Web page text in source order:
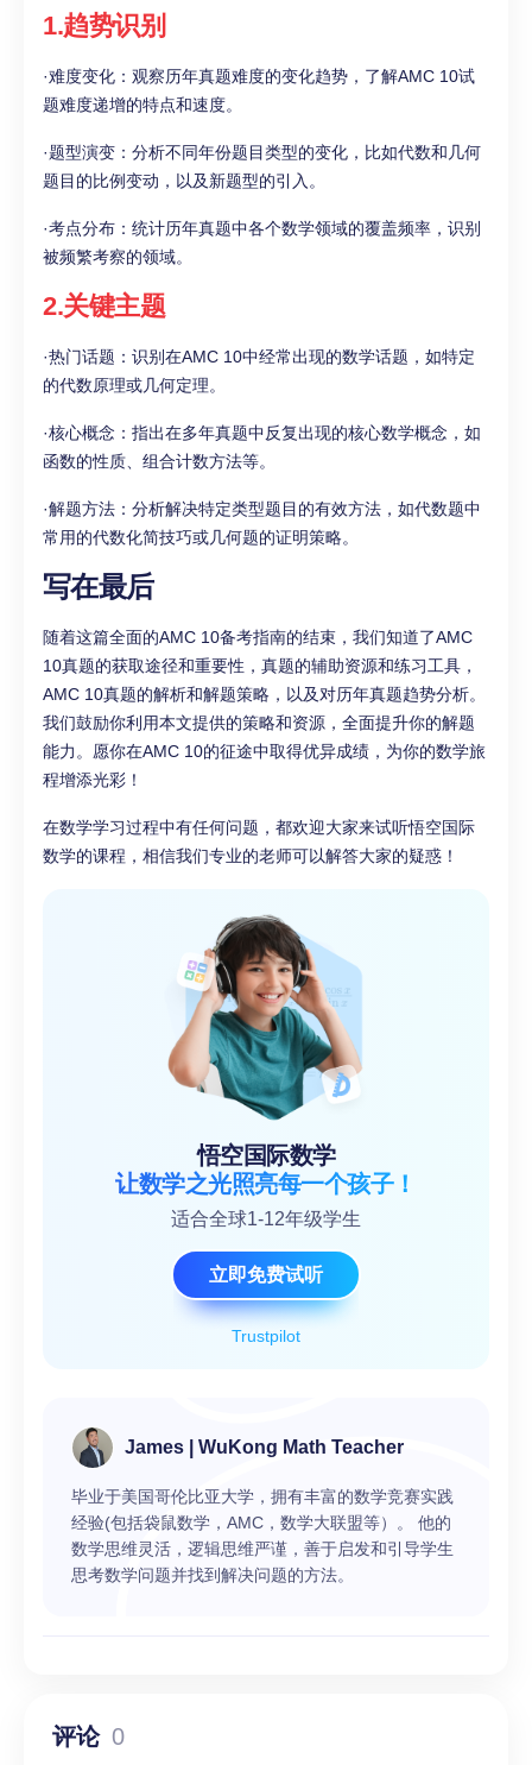
1.趋势识别
·难度变化：观察历年真题难度的变化趋势，了解AMC 10试
题难度递增的特点和速度。
·题型演变：分析不同年份题目类型的变化，比如代数和几何
题目的比例变动，以及新题型的引入。
·考点分布：统计历年真题中各个数学领域的覆盖频率，识别
被频繁考察的领域。
2.关键主题
·热门话题：识别在AMC 10中经常出现的数学话题，如特定
的代数原理或几何定理。
·核心概念：指出在多年真题中反复出现的核心数学概念，如
函数的性质、组合计数方法等。
·解题方法：分析解决特定类型题目的有效方法，如代数题中
常用的代数化简技巧或几何题的证明策略。
写在最后
随着这篇全面的AMC 10备考指南的结束，我们知道了AMC
10真题的获取途径和重要性，真题的辅助资源和练习工具，
AMC 10真题的解析和解题策略，以及对历年真题趋势分析。
我们鼓励你利用本文提供的策略和资源，全面提升你的解题
能力。愿你在AMC 10的征途中取得优异成绩，为你的数学旅
程增添光彩！
在数学学习过程中有任何问题，都欢迎大家来试听悟空国际
数学的课程，相信我们专业的老师可以解答大家的疑惑！
Trustpilot
悟空国际数学
让数学之光照亮每一个孩子！
适合全球1-12年级学生
立即免费试听
James | WuKong Math Teacher
毕业于美国哥伦比亚大学，拥有丰富的数学竞赛实践
经验(包括袋鼠数学，AMC，数学大联盟等）。 他的
数学思维灵活，逻辑思维严谨，善于启发和引导学生
思考数学问题并找到解决问题的方法。
评论 0